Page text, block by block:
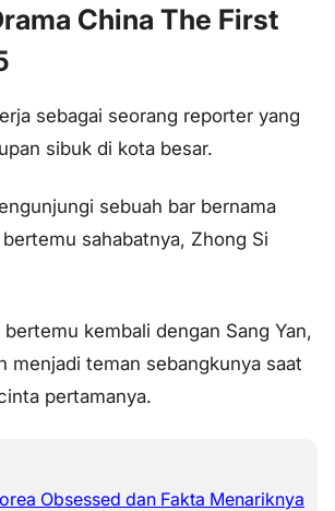
China The First
sebagai seorang reporter yang
sibuk di kota besar.
sebuah bar bernama
sahabatnya, Zhong Si
kembali dengan Sang Yan,
menjadi teman sebangkunya saat
pertamanya.
Obsessed dan Fakta Menariknya